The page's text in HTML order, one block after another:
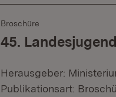
Broschüre
45.
Herausgeber:
Publikationsart: